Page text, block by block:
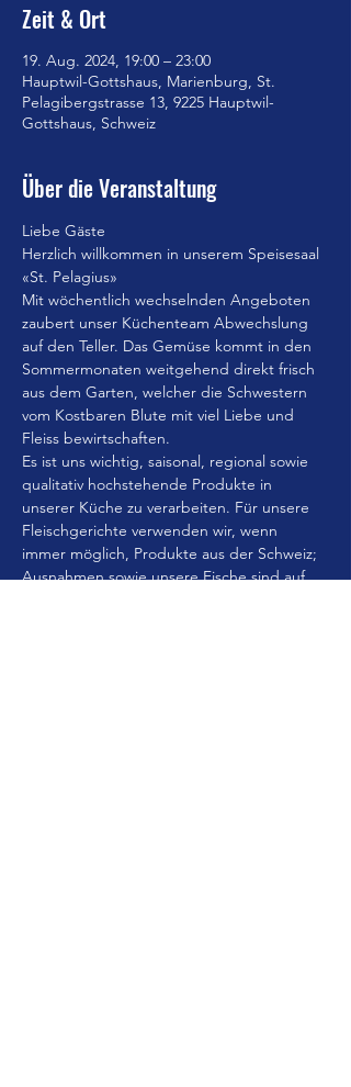
Zeit & Ort
19. Aug. 2024, 19:00 – 23:00
Hauptwil-Gottshaus, Marienburg, St.
Pelagibergstrasse 13, 9225 Hauptwil-
Gottshaus, Schweiz
Über die Veranstaltung
Liebe Gäste
Herzlich willkommen in unserem Speisesaal
«St. Pelagius»
Mit wöchentlich wechselnden Angeboten
zaubert unser Küchenteam Abwechslung
auf den Teller. Das Gemüse kommt in den
Sommermonaten weitgehend direkt frisch
aus dem Garten, welcher die Schwestern
vom Kostbaren Blute mit viel Liebe und
Fleiss bewirtschaften.
Es ist uns wichtig, saisonal, regional sowie
qualitativ hochstehende Produkte in
unserer Küche zu verarbeiten. Für unsere
Fleischgerichte verwenden wir, wenn
immer möglich, Produkte aus der Schweiz;
Ausnahmen sowie unsere Fische sind auf